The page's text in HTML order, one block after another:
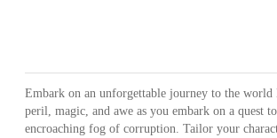
Embark on an unforgettable journey to the world
peril, magic, and awe as you embark on a quest
encroaching fog of corruption. Tailor your